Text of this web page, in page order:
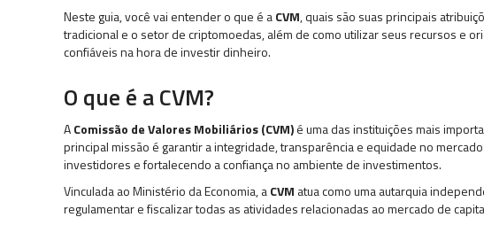
Neste guia, você vai entender o que é aCVM, quais são suas principais
tradicional e o setor de criptomoedas, além de como utilizar seus recursos e
confiáveis na hora de investir dinheiro.
O que é a CVM?
AComissão de Valores Mobiliários (CVM)é uma das instituições mais
principal missão é garantir a integridade, transparência e equidade no
investidores e fortalecendo a confiança no ambiente de investimentos.
Vinculada ao Ministério da Economia, aCVM atua como uma autarquia
regulamentar e fiscalizar todas as atividades relacionadas ao mercado de